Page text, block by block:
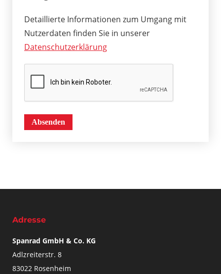
Detaillierte Informationen zum Umgang mit
Nutzerdaten finden Sie in unserer
Datenschutzerklärung
Adresse
Spanrad GmbH & Co. KG
Adlzreiterstr. 8
83022 Rosenheim